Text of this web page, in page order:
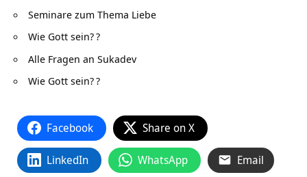
Seminare zum Thema Liebe
Wie Gott sein??
Alle Fragen an Sukadev
Wie Gott sein??
Facebook Share on X
LinkedIn WhatsApp Email